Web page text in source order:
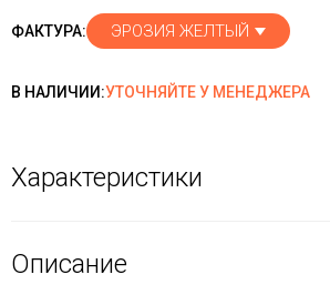
ФАКТУРА: ЭРОЗИЯ ЖЕЛТЫЙ
В НАЛИЧИИ:УТОЧНЯЙТЕ У МЕНЕДЖЕРА
Характеристики
Описание